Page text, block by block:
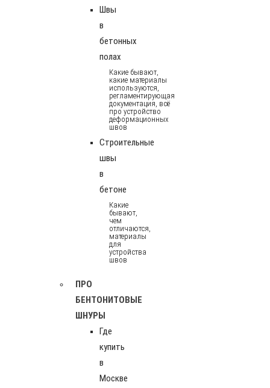
Швы
в
бетонных
полах
Какие бывают,
какие материалы
используются,
регламентирующая
документация, всё
про устройство
деформационных
швов
Строительные
швы
в
бетоне
Какие
бывают,
чем
отличаются,
материалы
для
устройства
швов
ПРО
БЕНТОНИТОВЫЕ
ШНУРЫ
Где
купить
в
Москве